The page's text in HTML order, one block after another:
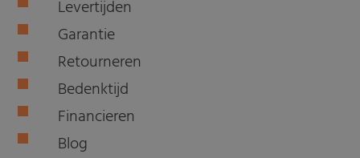
Levertijden
Garantie
Retourneren
Bedenktijd
Financieren
Blog